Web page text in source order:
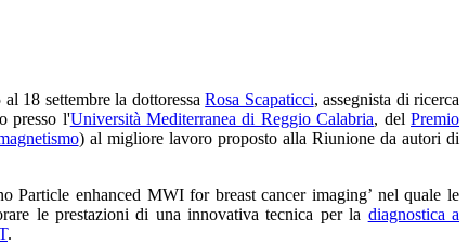
al 18 settembre la dottoressaRosa Scapaticci, assegnista di ricerca
presso l'Università Mediterranea di Reggio Calabria, delPremio
) al migliore lavoro proposto alla Riunione da autori di
enhanced MWI for breast cancer imaging’ nel quale le
le prestazioni di una innovativa tecnica per la diagnostica a
.